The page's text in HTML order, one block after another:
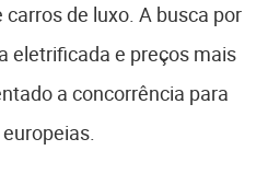
de luxo. A busca por
eletrificada e preços mais
a concorrência para